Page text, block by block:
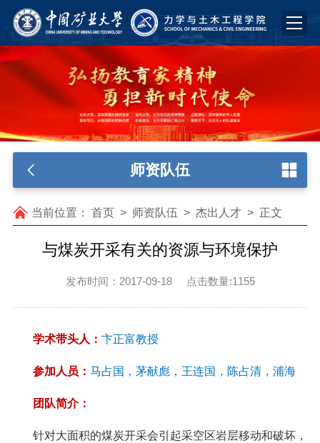
师资队伍
当前位置： 首页> 师资队伍 > 杰出人才> 正文
与煤炭开采有关的资源与环境保护
发布时间：2017-09-18 点击数量:1155
学术带头人： 卞正富教授
参加人员： 马占国，茅献彪，王连国，陈占清，浦海
团队简介：
针对大面积的煤炭开采会引起采空区岩层移动和破坏，